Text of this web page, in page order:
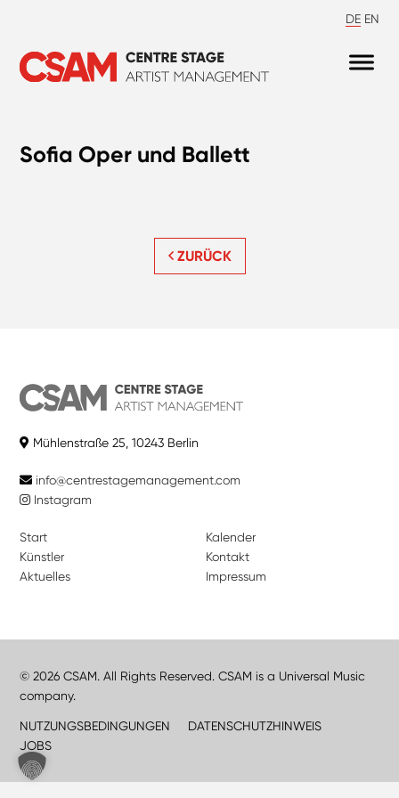
DE EN
Sofia Oper und Ballett
ZURÜCK
Mühlenstraße 25, 10243 Berlin
info@centrestagemanagement.com
Instagram
Start
Künstler
Aktuelles
Kalender
Kontakt
Impressum
© 2026 CSAM. All Rights Reserved. CSAM is a Universal Music
company.
NUTZUNGSBEDINGUNGEN
DATENSCHUTZHINWEIS
JOBS